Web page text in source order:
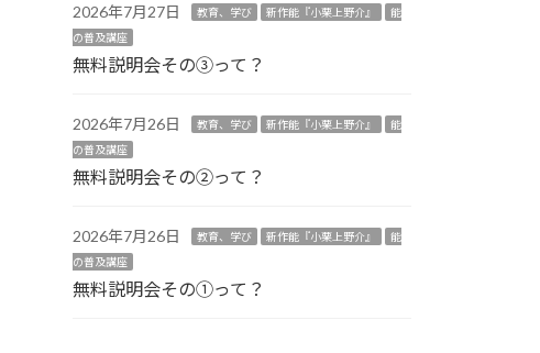
2026年7月27日 教育、学び 新作能『小栗上野介』
能
の普及講座
無料説明会その③って？
2026年7月26日 教育、学び 新作能『小栗上野介』
能
の普及講座
無料説明会その②って？
2026年7月26日 教育、学び 新作能『小栗上野介』
能
の普及講座
無料説明会その①って？